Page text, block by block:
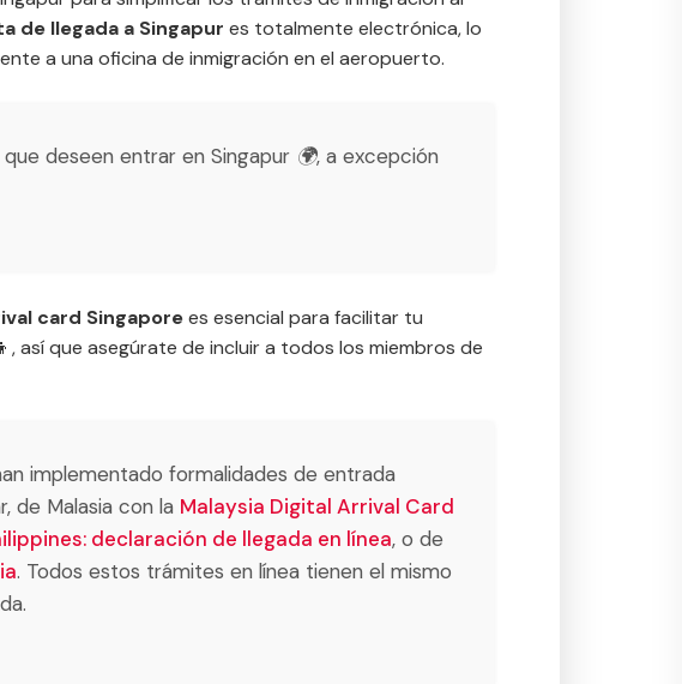
de llegada a Singapur es totalmente electrónica, lo
a una oficina de inmigración en el aeropuerto.
deseen entrar en Singapur 🌍, a excepción
card Singaporees esencial para facilitar tu
así que asegúrate de incluir a todos los miembros de
implementado formalidades de entrada
de Malasia con la Malaysia Digital Arrival Card
declaración de llegada en línea, o de
. Todos estos trámites en línea tienen el mismo